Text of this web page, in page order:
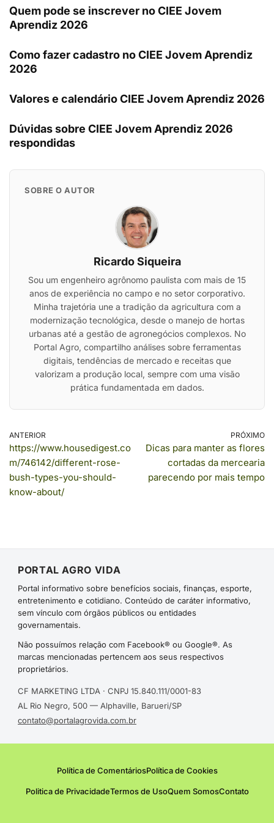
Quem pode se inscrever no CIEE Jovem
Aprendiz 2026
Como fazer cadastro no CIEE Jovem Aprendiz
2026
Valores e calendário CIEE Jovem Aprendiz 2026
Dúvidas sobre CIEE Jovem Aprendiz 2026
respondidas
SOBRE O AUTOR
Ricardo Siqueira
Sou um engenheiro agrônomo paulista com mais de 15
anos de experiência no campo e no setor corporativo.
Minha trajetória une a tradição da agricultura com a
modernização tecnológica, desde o manejo de hortas
urbanas até a gestão de agronegócios complexos. No
Portal Agro, compartilho análises sobre ferramentas
digitais, tendências de mercado e receitas que
valorizam a produção local, sempre com uma visão
prática fundamentada em dados.
ANTERIOR
https://www.housedigest.co
m/746142/different-rose-
bush-types-you-should-
know-about/
PRÓXIMO
Dicas para manter as flores
cortadas da mercearia
parecendo por mais tempo
PORTAL AGRO VIDA
Portal informativo sobre benefícios sociais, finanças, esporte,
entretenimento e cotidiano. Conteúdo de caráter informativo,
sem vínculo com órgãos públicos ou entidades
governamentais.
Não possuímos relação com Facebook® ou Google®. As
marcas mencionadas pertencem aos seus respectivos
proprietários.
CF MARKETING LTDA · CNPJ 15.840.111/0001-83
AL Rio Negro, 500 — Alphaville, Barueri/SP
contato@portalagrovida.com.br
Política de ComentáriosPolítica de Cookies
Politica de PrivacidadeTermos de UsoQuem SomosContato